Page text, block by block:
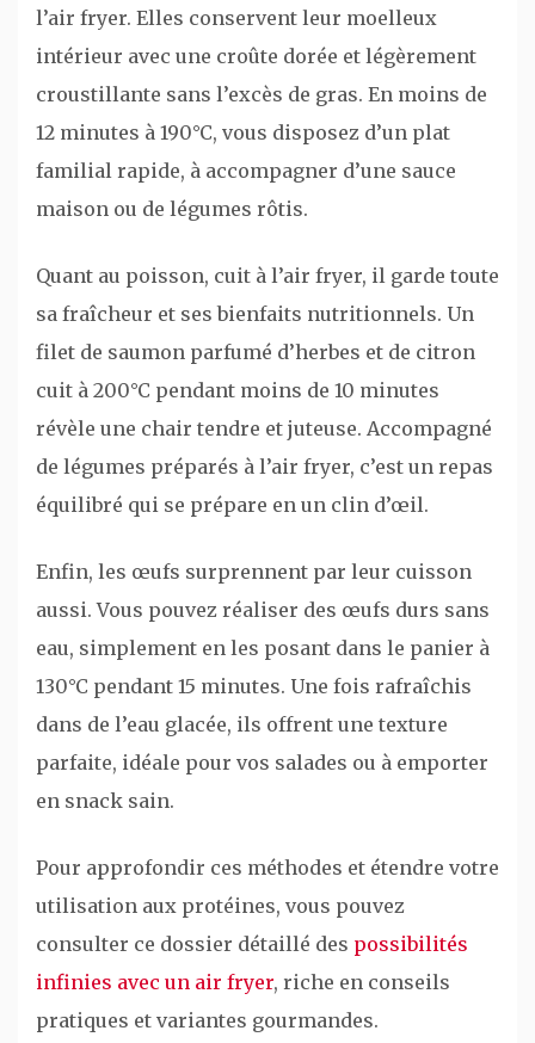
l’air fryer. Elles conservent leur moelleux
intérieur avec une croûte dorée et légèrement
croustillante sans l’excès de gras. En moins de
12 minutes à 190°C, vous disposez d’un plat
familial rapide, à accompagner d’une sauce
maison ou de légumes rôtis.
Quant au poisson, cuit à l’air fryer, il garde toute
sa fraîcheur et ses bienfaits nutritionnels. Un
filet de saumon parfumé d’herbes et de citron
cuit à 200°C pendant moins de 10 minutes
révèle une chair tendre et juteuse. Accompagné
de légumes préparés à l’air fryer, c’est un repas
équilibré qui se prépare en un clin d’œil.
Enfin, les œufs surprennent par leur cuisson
aussi. Vous pouvez réaliser des œufs durs sans
eau, simplement en les posant dans le panier à
130°C pendant 15 minutes. Une fois rafraîchis
dans de l’eau glacée, ils offrent une texture
parfaite, idéale pour vos salades ou à emporter
en snack sain.
Pour approfondir ces méthodes et étendre votre
utilisation aux protéines, vous pouvez
consulter ce dossier détaillé des possibilités
infinies avec un air fryer, riche en conseils
pratiques et variantes gourmandes.